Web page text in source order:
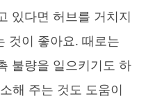
있다면 허브를 거치지
것이 좋아요. 때로는
불량을 일으키기도 하
해 주는 것도 도움이